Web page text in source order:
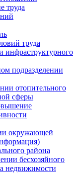
труда
труда
инфраструктурного
подразделении
отопительного
сферы
окружающей
района
бесхозяйного
недвижимости